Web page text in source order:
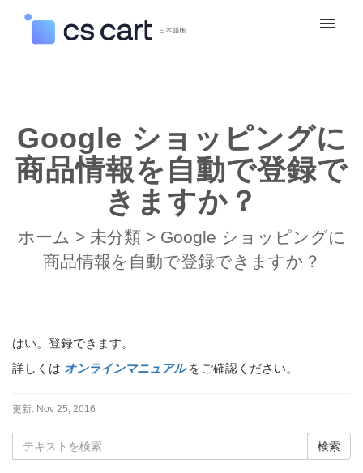
ログイン
Google ショッピングに
商品情報を自動で登録で
きますか？
ホーム > 未分類 > Google ショッピングに
商品情報を自動で登録できますか？
はい。登録できます。
詳しくは オンラインマニュアルをご確認ください。
更新: Nov 25, 2016